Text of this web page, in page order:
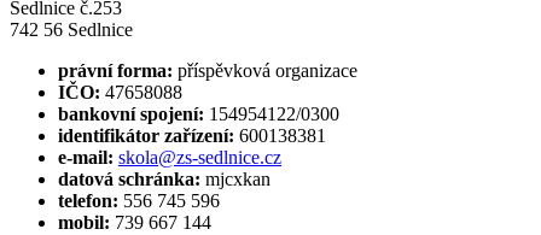
Sedlnice č.253
742 56 Sedlnice
právní forma: příspěvková organizace
IČO: 47658088
bankovní spojení: 154954122/0300
identifikátor zařízení: 600138381
e-mail: skola@zs-sedlnice.cz
datová schránka: mjcxkan
telefon: 556 745 596
mobil: 739 667 144